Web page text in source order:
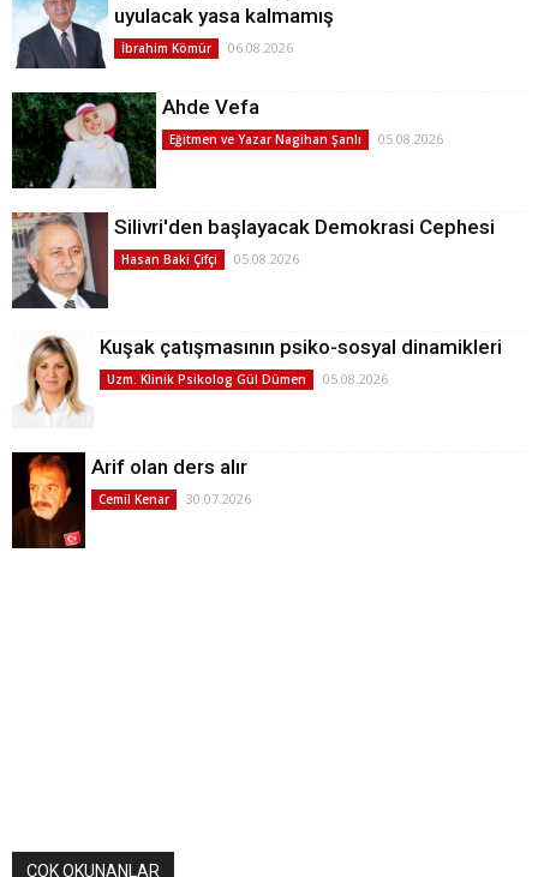
uyulacak yasa kalmamış
İbrahim Kömür 06.08.2026
Ahde Vefa
Eğitmen ve Yazar Nagihan Şanlı 05.08.2026
Silivri'den başlayacak Demokrasi Cephesi
Hasan Baki Çifçi 05.08.2026
Kuşak çatışmasının psiko-sosyal dinamikleri
Uzm. Klinik Psikolog Gül Dümen 05.08.2026
Arif olan ders alır
Cemil Kenar 30.07.2026
ÇOK OKUNANLAR